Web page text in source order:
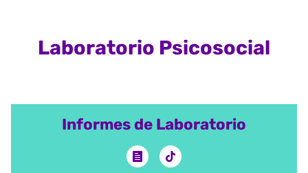
Laboratorio Psicosocial
Informes de Laboratorio